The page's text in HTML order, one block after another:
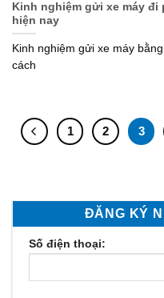
Kinh nghiệm gửi xe máy
hiện nay
Kinh nghiệm gửi xe máy
cách
1 2 3
ĐĂNG KÝ
Số điện thoại: